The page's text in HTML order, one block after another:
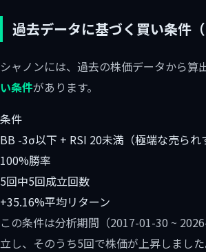
過去データに基づく買い条件
シャノンには、過去の株価データから算
い条件があります。
条件
BB -3σ以下 + RSI 20未満（極端な売られ
100%勝率
5回中5回成立回数
+35.16%平均リターン
この条件は分析期間（2017-01-30 ~
立し、そのうち5回で株価が上昇しました